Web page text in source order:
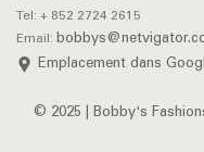
Tel: + 852 2724 2615
Email:
Emplacement dans
© 2025 | Bobby's